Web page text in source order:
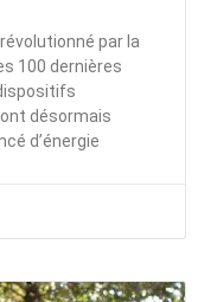
par la
100 dernières
désormais
d’énergie